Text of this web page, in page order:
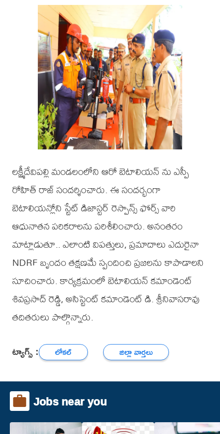
లక్ష్మీదేవిపల్లి మండలంలోని ఆరో బెటాలియన్ ను ఎస్పీ
రోహిత్ రాజ్ సందర్శించారు. ఈ సందర్భంగా
బెటాలియన్లోని స్టేట్ డిజాస్టర్ రెస్పాన్స్ ఫోర్స్ వారి
ఆధునాతన పరికరాలను పరిశీలించారు. అనంతరం
మాట్లాడుతూ.. ఎలాంటి విపత్తులు, ప్రమాదాలు ఎదురైనా
NDRF బృందం తక్షణమే స్పందించి ప్రజలను కాపాడాలని
సూచించారు. కార్యక్రమంలో బెటాలియన్ కమాండెంట్
శివప్రసాద్ రెడ్డి, అసిస్టెంట్ కమాండెంట్ డి. శ్రీనివాసరావు
తదితరులు పాల్గొన్నారు.
ట్యాగ్స్ : లోకల్ జిల్లా వార్తలు
Jobs near you